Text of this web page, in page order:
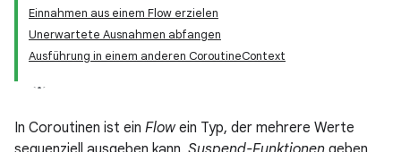
Einnahmen aus einem Flow erzielen
Unerwartete Ausnahmen abfangen
Ausführung in einem anderen CoroutineContext
In Coroutinen ist ein Flowein Typ, der mehrere Werte